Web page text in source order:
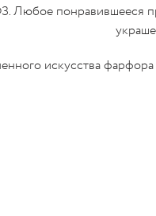
Любое понравившееся
искусства